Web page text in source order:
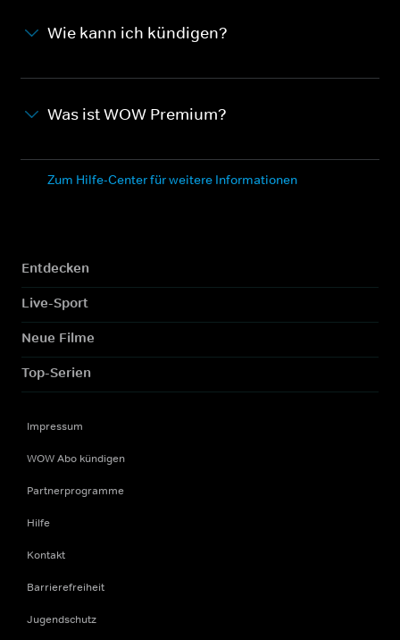
Wie kann ich kündigen?
Was ist WOW Premium?
Zum Hilfe-Center für weitere Informationen
Entdecken
Live-Sport
Neue Filme
Top-Serien
Impressum
WOW Abo kündigen
Partnerprogramme
Hilfe
Kontakt
Barrierefreiheit
Jugendschutz